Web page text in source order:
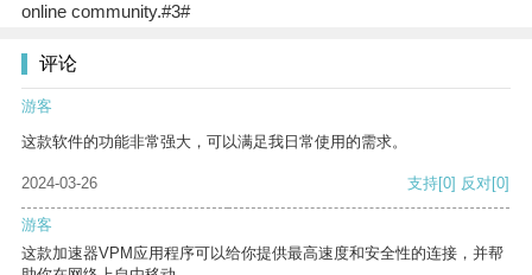
online community.#3#
评论
游客
这款软件的功能非常强大，可以满足我日常使用的需求。
2024-03-26 支持[0] 反对[0]
游客
这款加速器VPM应用程序可以给你提供最高速度和安全性的连接，并帮